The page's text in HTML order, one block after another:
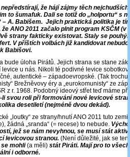
že hájí zájmy těch nejchudších
to šumafuk. Dali se totiž do „holportu“ s
A. Babišem. Jejich praktická politika je
ANO 2011 začalo plnit program KSČM (v
strany fakticky existovat. Staly se
V příštích volbách již kandidovat
Babišovi.
bude úloha Pirátů. Jejich strana se stane
u nás. Nikoli té podivné levice
autentické ‒ západoevropské. (Tak
Brežněvovy éry a „eurokomunisty“ ze
z r. 1968. Podobný ideový střet teď máme
svou roli při formování nové levicové
desetiletí (nejméně dvou dekád).
„loutky“ ze strany/hnutí ANO 2011 tuto zemi
žádná „sranda“ (= recese) to nebude.
jež se nám nevyhnou, se musí stát
levicovou stranou. (Není důležité, jak se
se mohli(a měli) stát Piráti. Mají pro to
i odborné.